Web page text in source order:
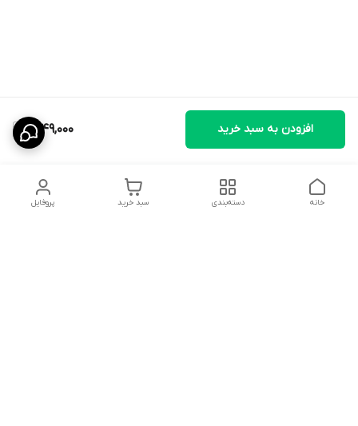
1,649,000 افزودن به سبد خرید
پروفایل سبد خرید دسته‌بندی خانه